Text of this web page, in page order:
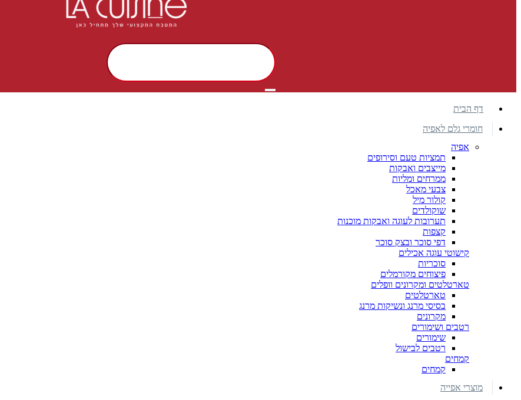
דף הבית
חומרי גלם לאפיה
אפיה
תמציות טעם וסירופים
מייצבים ואבקות
ממרחים ומליות
צבעי מאכל
קולור מיל
שוקולדים
תערובות לעוגה ואבקות מוכנות
קצפות
דפי סוכר ובצק סוכר
קישוטי עוגה אכילים
סוכריות
פיצוחים מקורמלים
טארטלטים ומקרונים וופלים
טארטלטים
בסיסי מרנג ונשיקות מרנג
מקרונים
רטבים ושימורים
שימורים
רטבים לבישול
קמחים
קמחים
מוצרי אפייה